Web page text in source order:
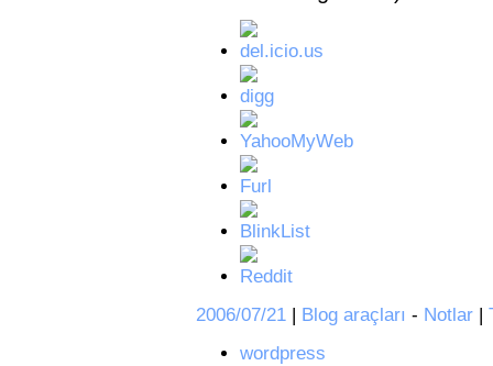
2006/07/21| Blog araçları - Notlar|
wordpress